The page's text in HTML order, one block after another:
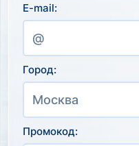
E-mail:
Город:
Промокод: